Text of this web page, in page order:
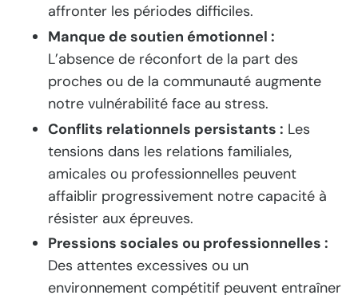
affronter les périodes difficiles.
Manque de soutien émotionnel :
L’absence de réconfort de la part des
proches ou de la communauté augmente
notre vulnérabilité face au stress.
Conflits relationnels persistants : Les
tensions dans les relations familiales,
amicales ou professionnelles peuvent
affaiblir progressivement notre capacité à
résister aux épreuves.
Pressions sociales ou professionnelles :
Des attentes excessives ou un
environnement compétitif peuvent entraîner